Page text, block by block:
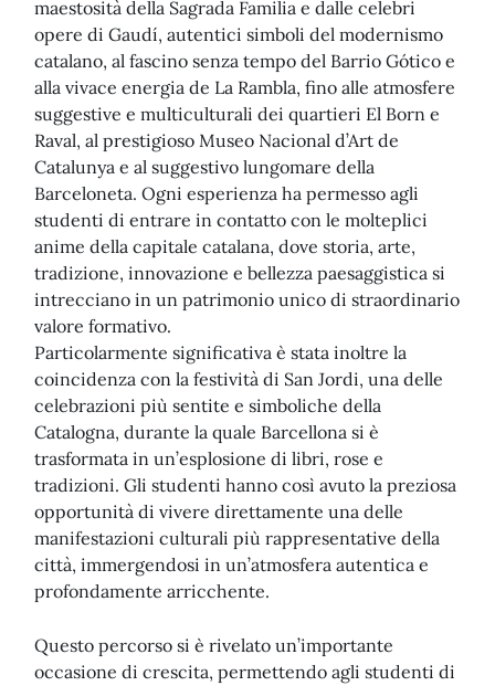
maestosità della Sagrada Familia e dalle celebri
opere di Gaudí, autentici simboli del modernismo
catalano, al fascino senza tempo del Barrio Gótico e
alla vivace energia de La Rambla, fino alle atmosfere
suggestive e multiculturali dei quartieri El Born e
Raval, al prestigioso Museo Nacional d’Art de
Catalunya e al suggestivo lungomare della
Barceloneta. Ogni esperienza ha permesso agli
studenti di entrare in contatto con le molteplici
anime della capitale catalana, dove storia, arte,
tradizione, innovazione e bellezza paesaggistica si
intrecciano in un patrimonio unico di straordinario
valore formativo.
Particolarmente significativa è stata inoltre la
coincidenza con la festività di San Jordi, una delle
celebrazioni più sentite e simboliche della
Catalogna, durante la quale Barcellona si è
trasformata in un’esplosione di libri, rose e
tradizioni. Gli studenti hanno così avuto la preziosa
opportunità di vivere direttamente una delle
manifestazioni culturali più rappresentative della
città, immergendosi in un’atmosfera autentica e
profondamente arricchente.
Questo percorso si è rivelato un’importante
occasione di crescita, permettendo agli studenti di